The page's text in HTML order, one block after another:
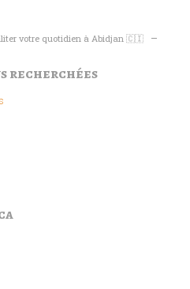
votre quotidien à Abidjan 🇨🇮
recherchées